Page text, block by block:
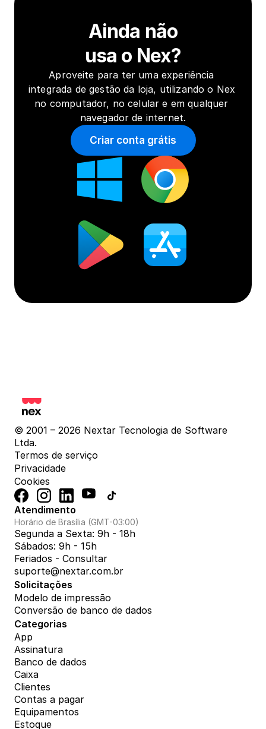
Ainda não
usa o Nex?
Aproveite para ter uma experiência
integrada de gestão da loja, utilizando o Nex
no computador, no celular e em qualquer
navegador de internet.
Criar conta grátis
© 2001 – 2026 Nextar Tecnologia de Software
Ltda.
Termos de serviço
Privacidade
Cookies
Atendimento
Horário de Brasília (GMT-03:00)
Segunda a Sexta: 9h - 18h
Sábados: 9h - 15h
Feriados - Consultar
suporte@nextar.com.br
Solicitações
Modelo de impressão
Conversão de banco de dados
Categorias
App
Assinatura
Banco de dados
Caixa
Clientes
Contas a pagar
Equipamentos
Estoque